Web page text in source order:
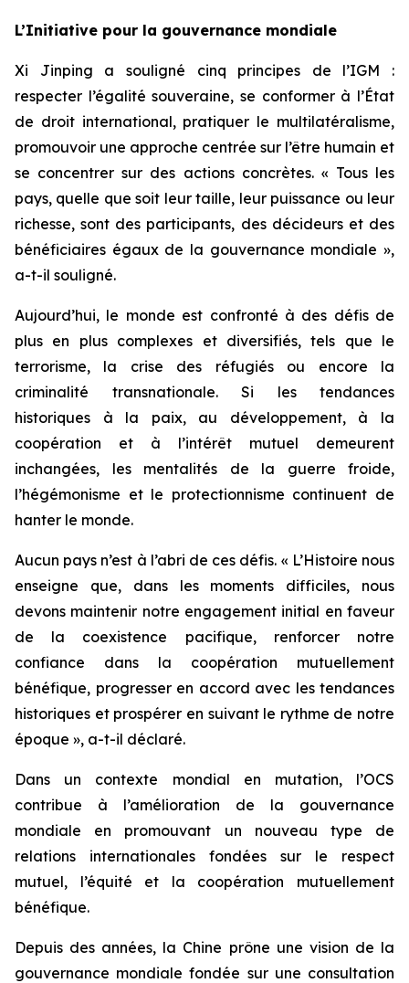
L’Initiative pour la gouvernance mondiale
Xi Jinping a souligné cinq principes de l’IGM :
respecter l’égalité souveraine, se conformer à l’État
de droit international, pratiquer le multilatéralisme,
promouvoir une approche centrée sur l’être humain et
se concentrer sur des actions concrètes. « Tous les
pays, quelle que soit leur taille, leur puissance ou leur
richesse, sont des participants, des décideurs et des
bénéficiaires égaux de la gouvernance mondiale »,
a-t-il souligné.
Aujourd’hui, le monde est confronté à des défis de
plus en plus complexes et diversifiés, tels que le
terrorisme, la crise des réfugiés ou encore la
criminalité transnationale. Si les tendances
historiques à la paix, au développement, à la
coopération et à l’intérêt mutuel demeurent
inchangées, les mentalités de la guerre froide,
l’hégémonisme et le protectionnisme continuent de
hanter le monde.
Aucun pays n’est à l’abri de ces défis. « L’Histoire nous
enseigne que, dans les moments difficiles, nous
devons maintenir notre engagement initial en faveur
de la coexistence pacifique, renforcer notre
confiance dans la coopération mutuellement
bénéfique, progresser en accord avec les tendances
historiques et prospérer en suivant le rythme de notre
époque », a-t-il déclaré.
Dans un contexte mondial en mutation, l’OCS
contribue à l’amélioration de la gouvernance
mondiale en promouvant un nouveau type de
relations internationales fondées sur le respect
mutuel, l’équité et la coopération mutuellement
bénéfique.
Depuis des années, la Chine prône une vision de la
gouvernance mondiale fondée sur une consultation